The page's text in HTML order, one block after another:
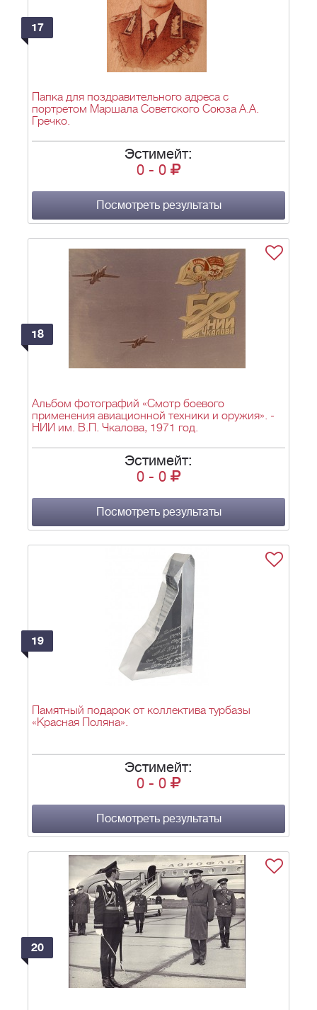
17
Папка для поздравительного адреса с
портретом Маршала Советского Союза А.А.
Гречко.
Эстимейт:
0 - 0
Посмотреть результаты
18
Альбом фотографий «Смотр боевого
применения авиационной техники и оружия». -
НИИ им. В.П. Чкалова, 1971 год.
Эстимейт:
0 - 0
Посмотреть результаты
19
Памятный подарок от коллектива турбазы
«Красная Поляна».
Эстимейт:
0 - 0
Посмотреть результаты
20